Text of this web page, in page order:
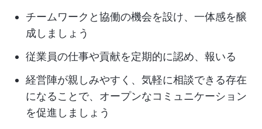
チームワークと協働の機会を設け、一体感を醸
成しましょう
従業員の仕事や貢献を定期的に認め、報いる
経営陣が親しみやすく、気軽に相談できる存在
になることで、オープンなコミュニケーション
を促進しましょう